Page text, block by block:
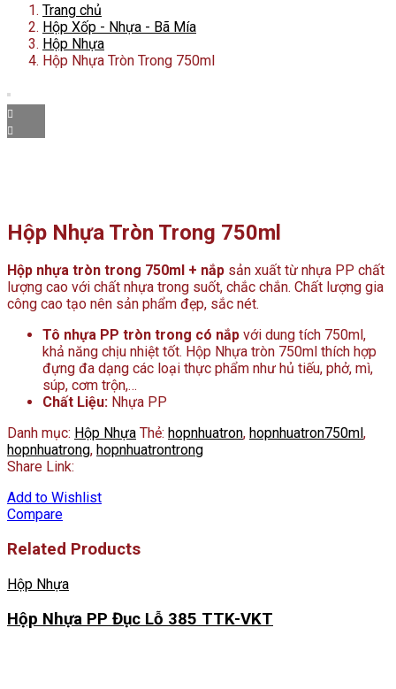
Trang chủ
Hộp Xốp - Nhựa - Bã Mía
Hộp Nhựa
Hộp Nhựa Tròn Trong 750ml
Hộp Nhựa Tròn Trong 750ml
Hộp nhựa tròn trong 750ml + nắp sản xuất từ nhựa PP chất
lượng cao với chất nhựa trong suốt, chắc chắn. Chất lượng gia
công cao tạo nên sản phẩm đẹp, sắc nét.
Tô nhựa PP tròn trong có nắp với dung tích 750ml,
khả năng chịu nhiệt tốt. Hộp Nhựa tròn 750ml thích hợp
đựng đa dạng các loại thực phẩm như hủ tiếu, phở, mì,
súp, cơm trộn,…
Chất Liệu: Nhựa PP
Danh mục: Hộp Nhựa Thẻ: hopnhuatron, hopnhuatron750ml ,
hopnhuatrong, hopnhuatrontrong
Share Link:
Add to Wishlist
Compare
Related Products
Hộp Nhựa
Hộp Nhựa PP Đục Lỗ 385 TTK-VKT